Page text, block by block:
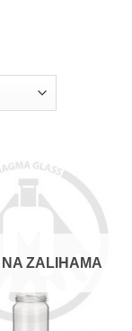
NA ZALIHAMA